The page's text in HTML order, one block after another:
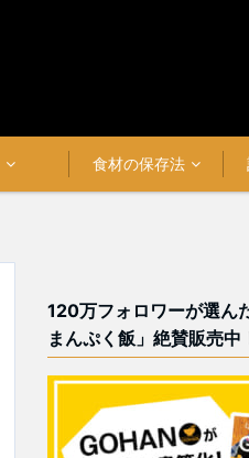
食材の保存法
120万フォロワーが選ん
まんぷく飯」絶賛販売中